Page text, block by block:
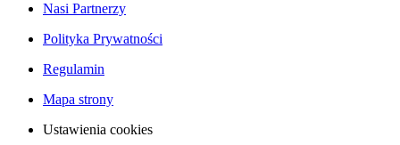
Nasi Partnerzy
Polityka Prywatności
Regulamin
Mapa strony
Ustawienia cookies